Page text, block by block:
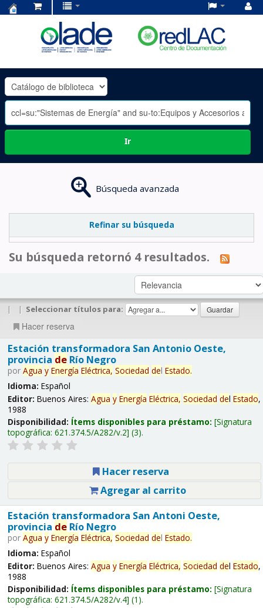
OLADE
-
Ir
Búsqueda avanzada
Refinar su búsqueda
Su búsqueda retornó 4 resultados.
| | Seleccionar títulos para:
Hacer reserva
Estación transformadora San Antonio Oeste,
provincia deRío Negro
por Agua y Energía Eléctrica, Sociedad del Estado.
Idioma: Español
Editor: Buenos Aires: Agua y Energía Eléctrica, Sociedad del Estado,
1988
Disponibilidad: Ítems disponibles para préstamo: Signatura
topográfica: 621.374.5/A282/v.2 (3).
Hacer reserva
Agregar al carrito
Estación transformadora San Antoni Oeste,
provincia deRío Negro
por Agua y Energía Eléctrica, Sociedad del Estado.
Idioma: Español
Editor: Buenos Aires: Agua y Energía Eléctrica, Sociedad del Estado,
1988
Disponibilidad: Ítems disponibles para préstamo: Signatura
topográfica: 621.374.5/A282/v.4 (1).